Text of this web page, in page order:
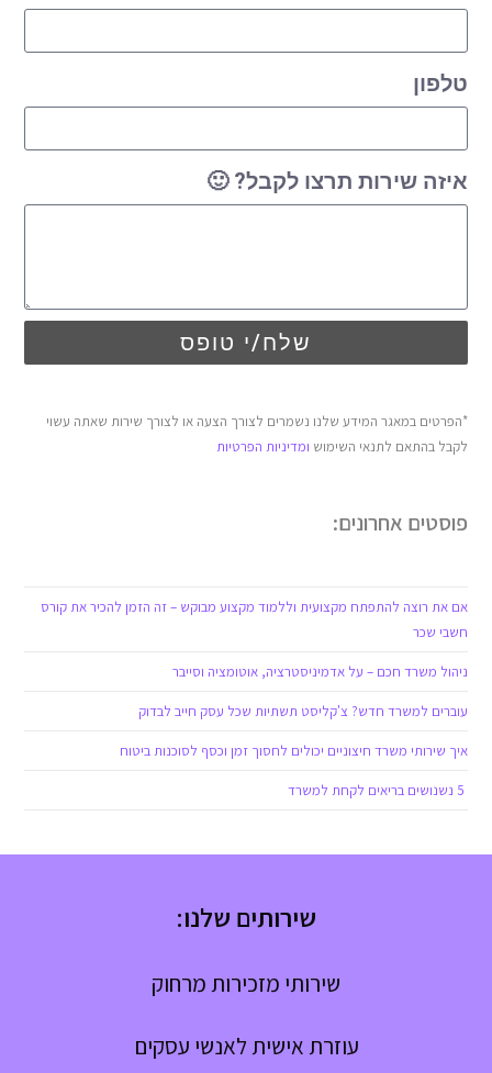
טלפון
איזה שירות תרצו לקבל? 🙂
שלח/י טופס
*הפרטים במאגר המידע שלנו נשמרים לצורך הצעה או לצורך שירות שאתה עשוי
לקבל בהתאם לתנאי השימוש ומדיניות הפרטיות
פוסטים אחרונים:
אם את רוצה להתפתח מקצועית וללמוד מקצוע מבוקש – זה הזמן להכיר את קורס
חשבי שכר
ניהול משרד חכם – על אדמיניסטרציה, אוטומציה וסייבר
עוברים למשרד חדש? צ'קליסט תשתיות שכל עסק חייב לבדוק
איך שירותי משרד חיצוניים יכולים לחסוך זמן וכסף לסוכנות ביטוח
שירותים שלנו:
שירותי מזכירות מרחוק
עוזרת אישית לאנשי עסקים